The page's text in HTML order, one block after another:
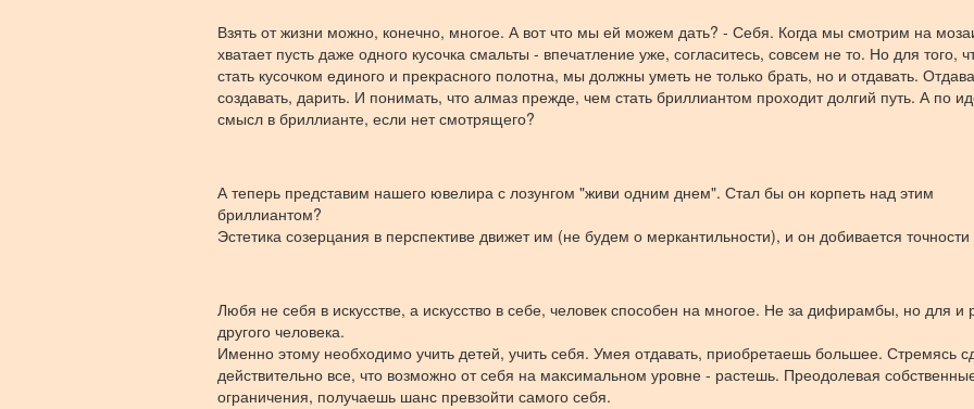
Взять от жизни можно, конечно, многое. А вот что мы ей можем дать? - Себя. Когда мы смотрим на
хватает пусть даже одного кусочка смальты - впечатление уже, согласитесь, совсем не то. Но для того,
стать кусочком единого и прекрасного полотна, мы должны уметь не только брать, но и отдавать.
создавать, дарить. И понимать, что алмаз прежде, чем стать бриллиантом проходит долгий путь. А по
смысл в бриллианте, если нет смотрящего?
А теперь представим нашего ювелира с лозунгом "живи одним днем". Стал бы он корпеть над этим
бриллиантом?
Эстетика созерцания в перспективе движет им (не будем о меркантильности), и он добивается
Любя не себя в искусстве, а искусство в себе, человек способен на многое. Не за дифирамбы, но для и
другого человека.
Именно этому необходимо учить детей, учить себя. Умея отдавать, приобретаешь большее. Стремясь
действительно все, что возможно от себя на максимальном уровне - растешь. Преодолевая
ограничения, получаешь шанс превзойти самого себя.